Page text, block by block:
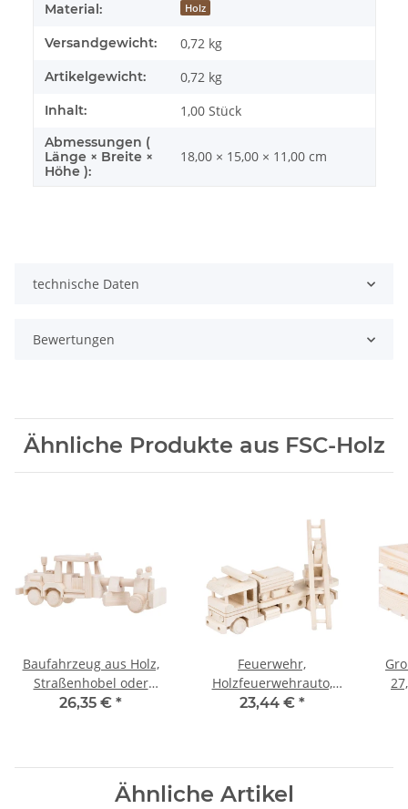
Material: Holz
Versandgewicht: 0,72 kg
Artikelgewicht: 0,72 kg
Inhalt: 1,00 Stück
Abmessungen (
Länge × Breite ×
Höhe ):
18,00 × 15,00 × 11,00 cm
technische Daten
Bewertungen
Ähnliche Produkte aus FSC-Holz
Baufahrzeug aus Holz,
Straßenhobel oder
Grader, 39 × 9 × 14 cm
26,35 € *
Feuerwehr,
Holzfeuerwehrauto,
Holzspielzeug,
23,44 € *
Ähnliche Artikel